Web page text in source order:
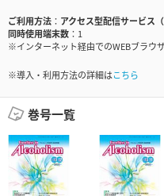
ご利用方法
アクセス型配信サービス（
同時使用端末数
1
※インターネット経由でのWEBブラウ
※導入・利用方法の詳細はこちら
巻号一覧